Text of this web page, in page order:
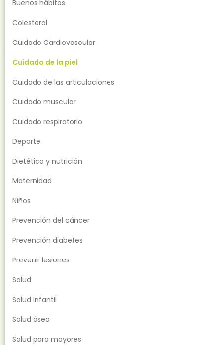
Buenos hábitos
Colesterol
Cuidado Cardiovascular
Cuidado de la piel
Cuidado de las articulaciones
Cuidado muscular
Cuidado respiratorio
Deporte
Dietética y nutrición
Maternidad
Niños
Prevención del cáncer
Prevención diabetes
Prevenir lesiones
Salud
Salud infantil
Salud ósea
Salud para mayores